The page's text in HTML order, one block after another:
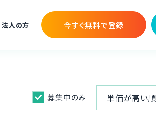
法人の方 今すぐ無料で登録
募集中のみ 単価が高い順